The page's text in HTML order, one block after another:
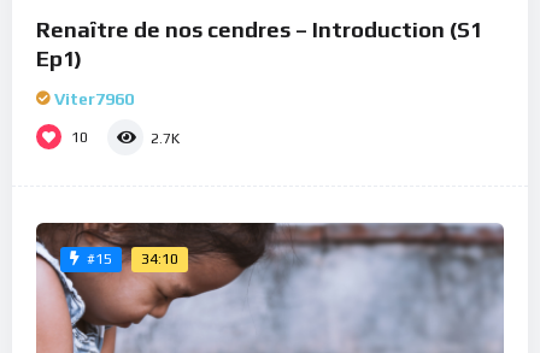
Renaître de nos cendres – Introduction (S1
Ep1)
Viter7960
10 2.7K
#15 34:10